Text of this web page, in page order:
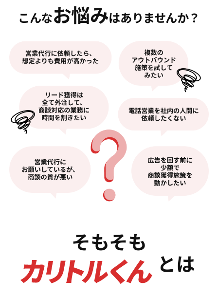
こんなお悩みはありませんか？
そもそも
とは